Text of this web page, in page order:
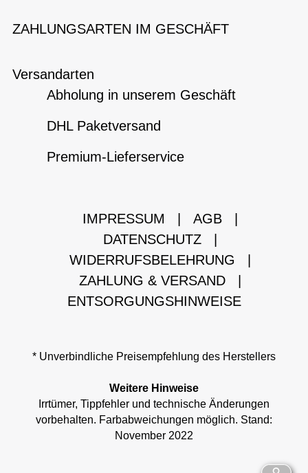
ZAHLUNGSARTEN IM GESCHÄFT
Versandarten
Abholung in unserem Geschäft
DHL Paketversand
Premium-Lieferservice
IMPRESSUM AGB
DATENSCHUTZ
WIDERRUFSBELEHRUNG
ZAHLUNG & VERSAND
ENTSORGUNGSHINWEISE
* Unverbindliche Preisempfehlung des Herstellers
Weitere Hinweise
Irrtümer, Tippfehler und technische Änderungen
vorbehalten. Farbabweichungen möglich. Stand:
November 2022